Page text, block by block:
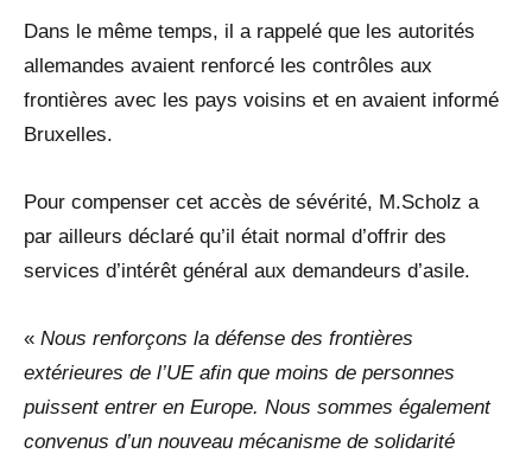
Dans le même temps, il a rappelé que les autorités
allemandes avaient renforcé les contrôles aux
frontières avec les pays voisins et en avaient informé
Bruxelles.
Pour compenser cet accès de sévérité, M.Scholz a
par ailleurs déclaré qu’il était normal d’offrir des
services d’intérêt général aux demandeurs d’asile.
« Nous renforçons la défense des frontières
extérieures de l’UE afin que moins de personnes
puissent entrer en Europe. Nous sommes également
convenus d’un nouveau mécanisme de solidarité